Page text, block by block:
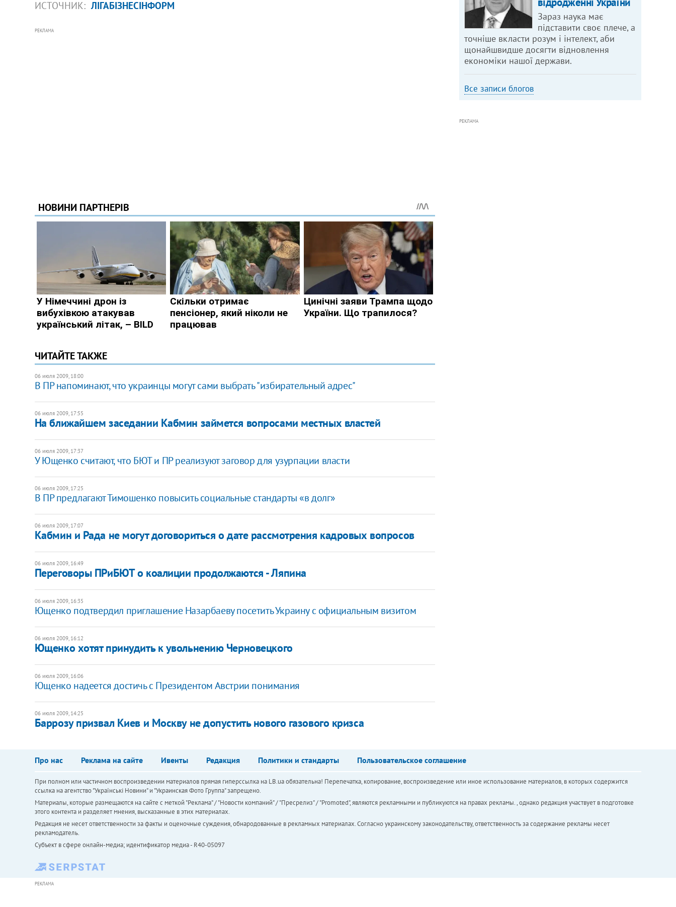
ИСТОЧНИК: ЛІГАБІЗНЕСІНФОРМ
РЕКЛАМА
ЧИТАЙТЕ ТАКЖЕ
06 июля 2009, 18:00
В ПР напоминают, что украинцы могут сами выбрать "избирательный адрес"
06 июля 2009, 17:55
На ближайшем заседании Кабмин займется вопросами местных властей
06 июля 2009, 17:37
У Ющенко считают, что БЮТ и ПР реализуют заговор для узурпации власти
06 июля 2009, 17:25
В ПР предлагают Тимошенко повысить социальные стандарты «в долг»
06 июля 2009, 17:07
Кабмин и Рада не могут договориться о дате рассмотрения кадровых вопросов
06 июля 2009, 16:49
Переговоры ПРиБЮТ о коалиции продолжаются - Ляпина
06 июля 2009, 16:35
Ющенко подтвердил приглашение Назарбаеву посетить Украину с официальным визитом
06 июля 2009, 16:12
Ющенко хотят принудить к увольнению Черновецкого
06 июля 2009, 16:06
Ющенко надеется достичь с Президентом Австрии понимания
06 июля 2009, 14:25
Баррозу призвал Киев и Москву не допустить нового газового кризса
Зараз наука має
підставити своє плече, а
точніше вкласти розум і інтелект, аби
щонайшвидше досягти відновлення
економіки нашої держави.
Все записи блогов
РЕКЛАМА
Про нас Реклама на сайте Ивенты Редакция Политики и стандарты Пользовательское соглашение
При полном или частичном воспроизведении материалов прямая гиперссылка на LB.ua обязательна! Перепечатка, копирование, воспроизведение или иное использование материалов, в которых содержится
ссылка на агентство "Українськi Новини" и "Украинская Фото Группа" запрещено.
Материалы, которые размещаются на сайте с меткой "Реклама" / "Новости компаний" / "Пресрелиз" / "Promoted", являются рекламными и публикуются на правах рекламы. , однако редакция участвует в подготовке
этого контента и разделяет мнения, высказанные в этих материалах.
Редакция не несет ответственности за факты и оценочные суждения, обнародованные в рекламных материалах. Согласно украинскому законодательству, ответственность за содержание рекламы несет
рекламодатель.
Субъект в сфере онлайн-медиа; идентификатор медиа - R40-05097
РЕКЛАМА